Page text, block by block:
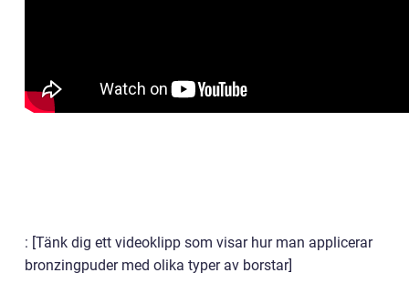
: [Tänk dig ett videoklipp som visar hur man applicerar
bronzingpuder med olika typer av borstar]